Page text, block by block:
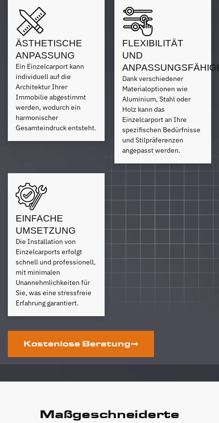
ÄSTHETISCHE
ANPASSUNG
Ein Einzelcarport kann
individuell auf die
Architektur Ihrer
Immobilie abgestimmt
werden, wodurch ein
harmonischer
Gesamteindruck entsteht.
FLEXIBILITÄT
UND
Dank verschiedener
Materialoptionen wie
Aluminium, Stahl oder
Holz kann das
Einzelcarport an Ihre
spezifischen Bedürfnisse
und Stilpräferenzen
angepasst werden.
EINFACHE
UMSETZUNG
Die Installation von
Einzelcarports erfolgt
schnell und professionell,
mit minimalen
Unannehmlichkeiten für
Sie, was eine stressfreie
Erfahrung garantiert.
Kostenlose Beratung
Maßgeschneiderte